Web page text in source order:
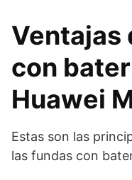
Ventajas
con
Huawei
Estas son las
las fundas con